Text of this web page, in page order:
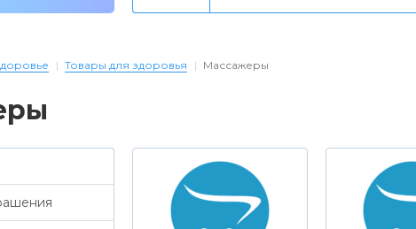
Товары для здоровья Массажеры